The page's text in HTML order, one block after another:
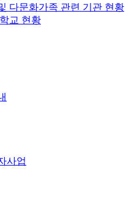
다문화가족 관련 기관 현황
교 현황
사업